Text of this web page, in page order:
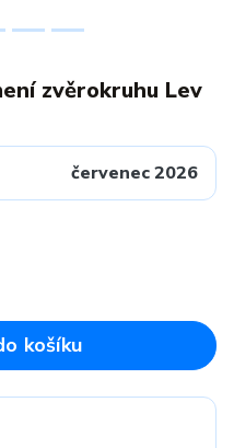
zvěrokruhu Lev
červenec 2026
košíku